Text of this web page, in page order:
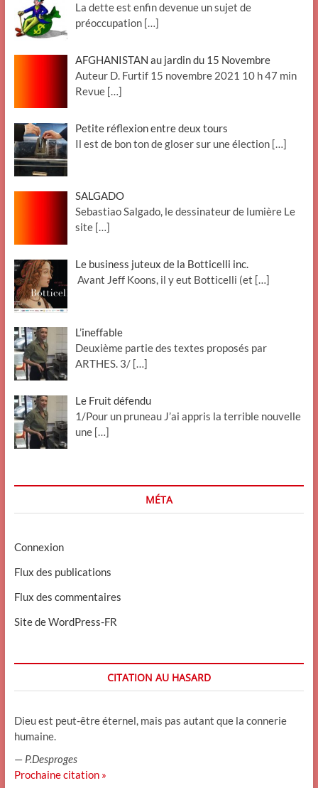
La dette est enfin devenue un sujet de
préoccupation […]
AFGHANISTAN au jardin du 15 Novembre
Auteur D. Furtif 15 novembre 2021 10 h 47 min
Revue […]
Petite réflexion entre deux tours
Il est de bon ton de gloser sur une élection […]
SALGADO
Sebastiao Salgado, le dessinateur de lumière Le
site […]
Le business juteux de la Botticelli inc.
Avant Jeff Koons, il y eut Botticelli (et […]
L’ineffable
Deuxième partie des textes proposés par
ARTHES. 3/ […]
Le Fruit défendu
1/Pour un pruneau J’ai appris la terrible nouvelle
une […]
MÉTA
Connexion
Flux des publications
Flux des commentaires
Site de WordPress-FR
CITATION AU HASARD
Dieu est peut-être éternel, mais pas autant que la connerie
humaine.
— P.Desproges
Prochaine citation »